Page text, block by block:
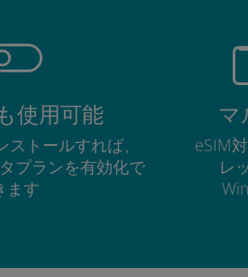
使用可能
トールすれば、
プランを有効化で
ます
マ
eSIM
レ